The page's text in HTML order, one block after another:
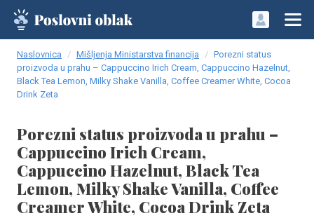
Naslovnica Mišljenja Ministarstva financija
Porezni status
proizvoda u prahu – Cappuccino Irich Cream, Cappuccino Hazelnut,
Black Tea Lemon, Milky Shake Vanilla, Coffee Creamer White, Cocoa
Drink Zeta
Porezni status proizvoda u prahu –
Cappuccino Irich Cream,
Cappuccino Hazelnut, Black Tea
Lemon, Milky Shake Vanilla, Coffee
Creamer White, Cocoa Drink Zeta